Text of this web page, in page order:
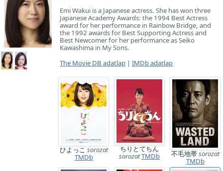
Emi Wakui is a Japanese actress. She has won three
Japanese Academy Awards: the 1994 Best Actress
award for her performance in Rainbow Bridge, and
the 1992 awards for Best Supporting Actress and
Best Newcomer for her performance as Seiko
Kawashima in My Sons.
The Movie DB adatlap | IMDb adatlap
ひよっこ sorozat
TMDb
ちりとてちん
sorozatTMDb 不毛地帯sorozat
TMDb